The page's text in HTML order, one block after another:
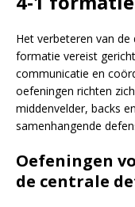
Het verbeteren van de
formatie vereist
communicatie en
oefeningen richten
middenvelder, backs
samenhangende
Oefeningen
de centrale